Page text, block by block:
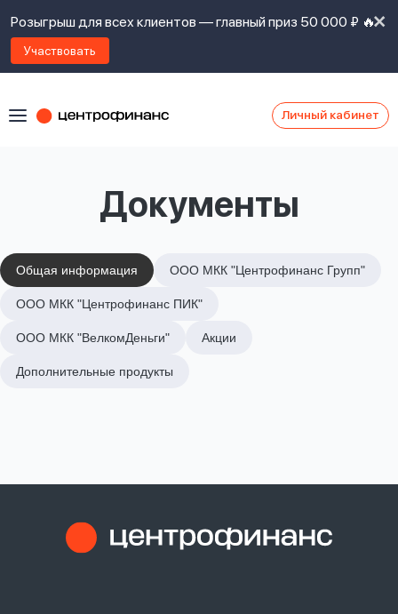
Розыгрыш для всех клиентов — главный приз 50 000 ₽ 🔥
Участвовать
Личный кабинет
Документы
Общая информация ООО МКК "Центрофинанс Групп"
ООО МКК "Центрофинанс ПИК"
ООО МКК "ВелкомДеньги" Акции
Дополнительные продукты
ознакомлен
предоставления
займов,
политикой
сайта,
согласие
обработку